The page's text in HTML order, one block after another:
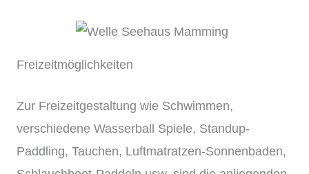
Freizeitmöglichkeiten
Zur Freizeitgestaltung wie Schwimmen,
verschiedene Wasserball Spiele, Standup-
Paddling, Tauchen, Luftmatratzen-Sonnenbaden,